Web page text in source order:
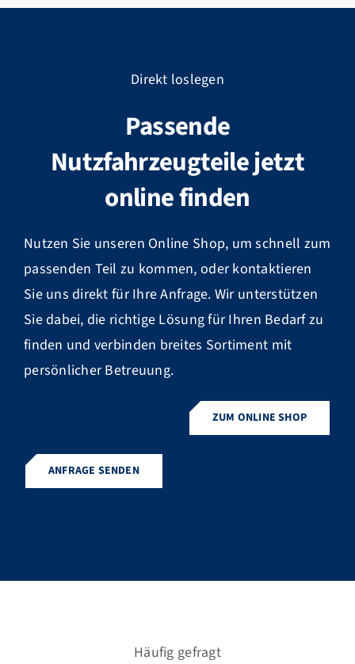
Direkt loslegen
Passende
Nutzfahrzeugteile jetzt
online finden
Nutzen Sie unseren Online Shop, um schnell zum
passenden Teil zu kommen, oder kontaktieren
Sie uns direkt für Ihre Anfrage. Wir unterstützen
Sie dabei, die richtige Lösung für Ihren Bedarf zu
finden und verbinden breites Sortiment mit
persönlicher Betreuung.
ZUM ONLINE SHOP
ANFRAGE SENDEN
Häufig gefragt